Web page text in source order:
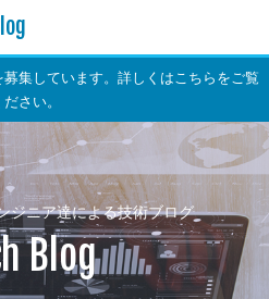
集しています。詳しくはこちらをご覧
ださい。
ジニア達による技術ブログ
Blog